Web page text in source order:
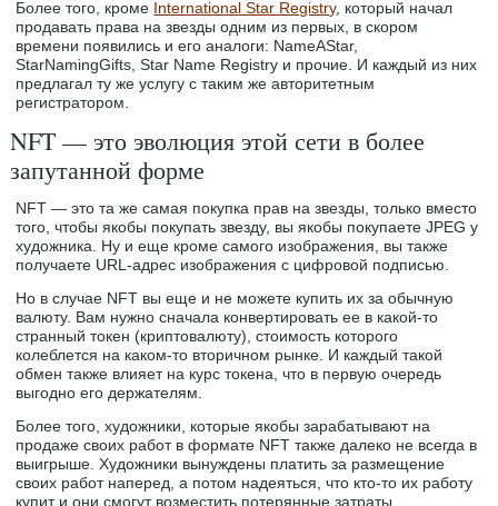
Более того, кроме International Star Registry, который начал
продавать права на звезды одним из первых, в скором
времени появились и его аналоги: NameAStar,
StarNamingGifts, Star Name Registry и прочие. И каждый из них
предлагал ту же услугу с таким же авторитетным
регистратором.
NFT — это эволюция этой сети в более
запутанной форме
NFT — это та же самая покупка прав на звезды, только вместо
того, чтобы якобы покупать звезду, вы якобы покупаете JPEG у
художника. Ну и еще кроме самого изображения, вы также
получаете URL-адрес изображения с цифровой подписью.
Но в случае NFT вы еще и не можете купить их за обычную
валюту. Вам нужно сначала конвертировать ее в какой-то
странный токен (криптовалюту), стоимость которого
колеблется на каком-то вторичном рынке. И каждый такой
обмен также влияет на курс токена, что в первую очередь
выгодно его держателям.
Более того, художники, которые якобы зарабатывают на
продаже своих работ в формате NFT также далеко не всегда в
выигрыше. Художники вынуждены платить за размещение
своих работ наперед, а потом надеяться, что кто-то их работу
купит и они смогут возместить потерянные затраты.